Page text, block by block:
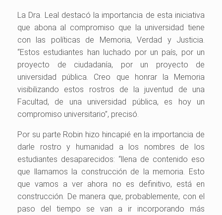
La Dra. Leal destacó la importancia de esta iniciativa
que abona al compromiso que la universidad tiene
con las políticas de Memoria, Verdad y Justicia.
“Estos estudiantes han luchado por un país, por un
proyecto de ciudadanía, por un proyecto de
universidad pública. Creo que honrar la Memoria
visibilizando estos rostros de la juventud de una
Facultad, de una universidad pública, es hoy un
compromiso universitario”, precisó.
Por su parte Robin hizo hincapié en la importancia de
darle rostro y humanidad a los nombres de los
estudiantes desaparecidos: “llena de contenido eso
que llamamos la construcción de la memoria. Esto
que vamos a ver ahora no es definitivo, está en
construcción. De manera que, probablemente, con el
paso del tiempo se van a ir incorporando más